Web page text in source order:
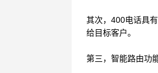
其次， 400电话具
给目标客户。
第三， 智能路由功